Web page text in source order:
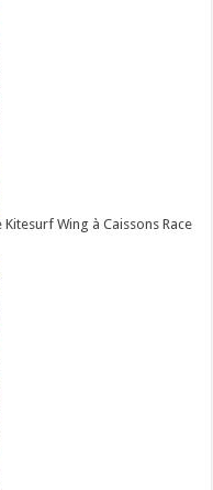
Wing à Caissons Race